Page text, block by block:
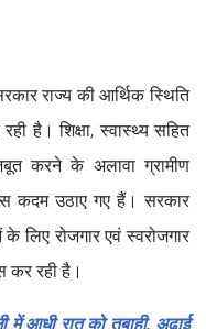
राज्य की आर्थिक स्थिति
है। शिक्षा, स्वास्थ्य सहित
करने के अलावा ग्रामीण
कदम उठाए गए हैं। सरकार
रोजगार एवं स्वरोजगार
कर रही है।
आधी रात को तबाही, अढ़ाई